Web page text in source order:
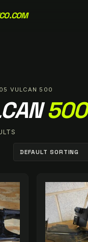
VULCAN 500
500